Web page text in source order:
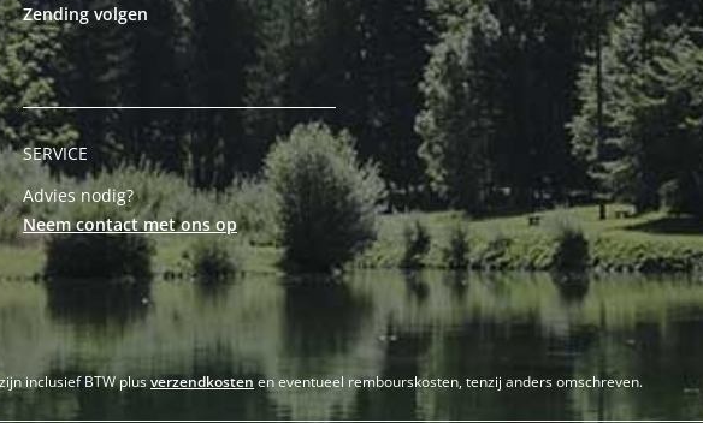
Zending volgen
SERVICE
Advies nodig?
Neem contact met ons op
inclusief BTW plusverzendkosten en eventueel rembourskosten, tenzij anders omschreven.